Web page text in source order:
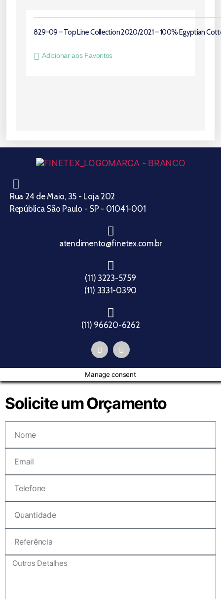
829-09 – Top Line Collection 2020/2021 – 100% Egyptian
Adicionar aos Favoritos
Rua 24 de Maio, 35 - Loja 202
República São Paulo - SP - 01041-001
atendimento@finetex.com.br
(11) 3223-5759
(11) 3331-0390
(11) 96620-6262
Manage consent
Solicite um Orçamento